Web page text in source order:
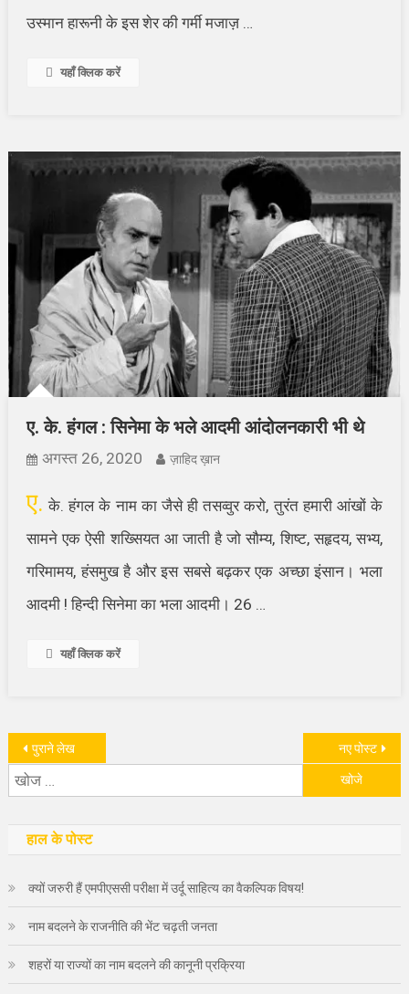
उस्मान हारूनी के इस शेर की गर्मी मजाज़ …
यहाँ क्लिक करें
ए. के. हंगल : सिनेमा के भले आदमी आंदोलनकारी भी थे
अगस्त 26, 2020 ज़ाहिद ख़ान
ए. के. हंगल के नाम का जैसे ही तसव्वुर करो, तुरंत हमारी आंखों के
सामने एक ऐसी शख्सियत आ जाती है जो सौम्य, शिष्ट, सहृदय, सभ्य,
गरिमामय, हंसमुख है और इस सबसे बढ़कर एक अच्छा इंसान। भला
आदमी ! हिन्दी सिनेमा का भला आदमी। 26 …
यहाँ क्लिक करें
पोस्ट्स
नेविगेशन
पुराने लेख नए पोस्ट
हाल के पोस्ट
क्यों जरुरी हैं एमपीएससी परीक्षा में उर्दू साहित्य का वैकल्पिक विषय!
नाम बदलने के राजनीति की भेंट चढ़ती जनता
शहरों या राज्यों का नाम बदलने की कानूनी प्रक्रिया